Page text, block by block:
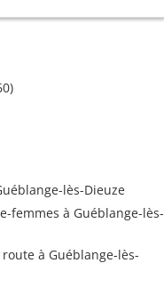
lès-Dieuze
femmes à Guéblange-lès-
à Guéblange-lès-